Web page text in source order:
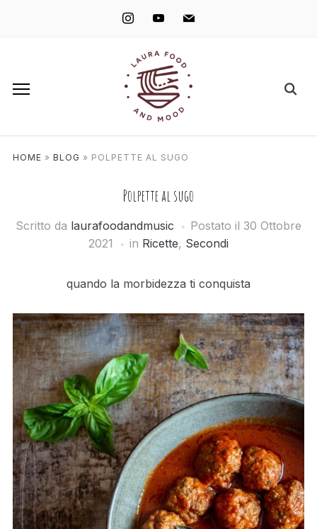
instagramyoutube mail
HOME » BLOG » POLPETTE AL SUGO
Polpette al sugo
Scritto da laurafoodandmusic Postato il 30 Ottobre
2021
in Ricette, Secondi
quando la morbidezza ti conquista